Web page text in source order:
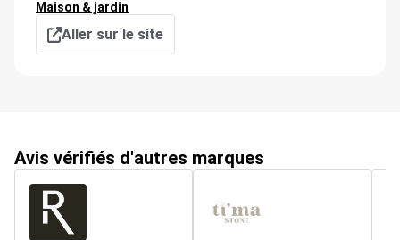
Maison & jardin
Aller sur le site
Avis vérifiés d'autres marques